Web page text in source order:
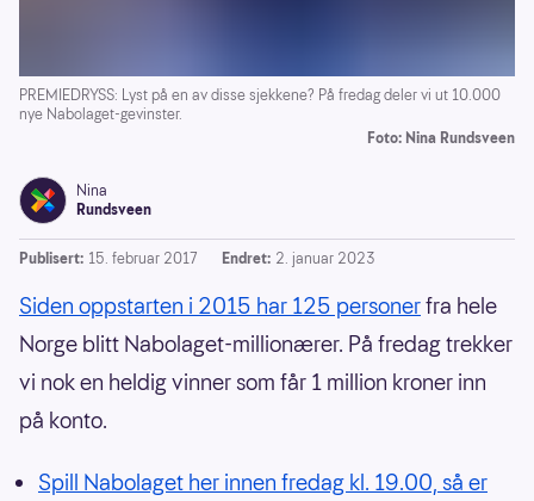
PREMIEDRYSS: Lyst på en av disse sjekkene? På fredag deler vi ut 10.000
nye Nabolaget-gevinster.
Foto: Nina Rundsveen
Nina
Rundsveen
Publisert: 15. februar 2017 Endret: 2. januar 2023
Siden oppstarten i 2015 har 125 personerfra hele
Norge blitt Nabolaget-millionærer. På fredag trekker
vi nok en heldig vinner som får 1 million kroner inn
på konto.
Spill Nabolaget her innen fredag kl. 19.00, så er